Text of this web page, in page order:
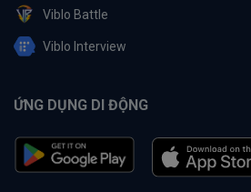
Viblo Battle
Viblo Interview
ỨNG DỤNG DI ĐỘNG